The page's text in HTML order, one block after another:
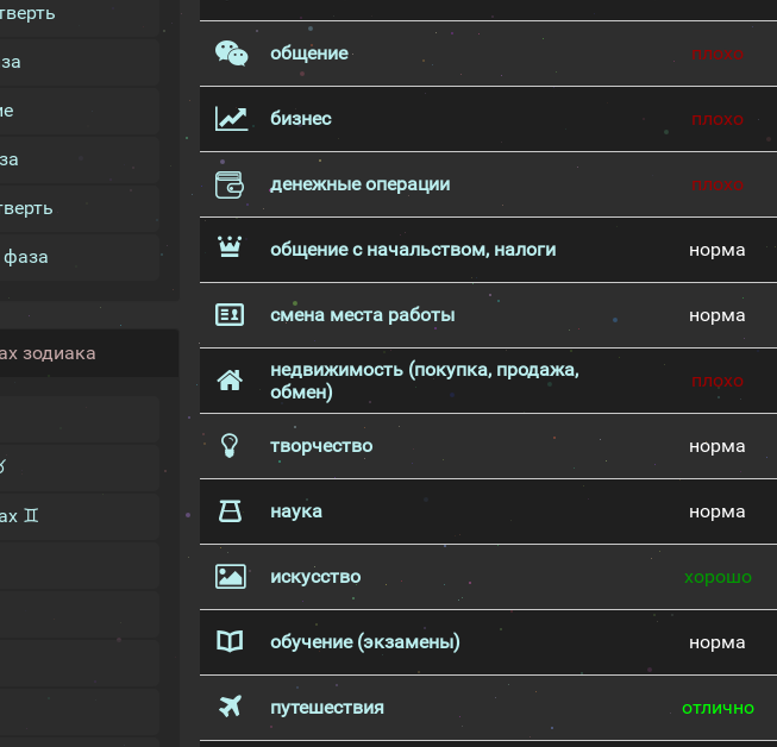
фаза
зодиака
♊
общение плохо
бизнес плохо
денежные операции плохо
общение с начальством, налоги норма
смена места работы норма
недвижимость (покупка, продажа,
обмен)
плохо
творчество норма
наука норма
искусство хорошо
обучение (экзамены) норма
путешествия отлично